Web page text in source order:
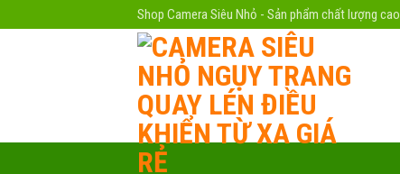
Shop Camera Siêu Nhỏ - Sản phẩm chất lượng cao